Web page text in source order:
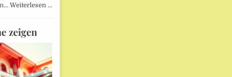
Weiterlesen …
zeigen